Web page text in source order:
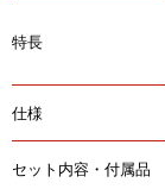
特長
仕様
セット内容・付属品